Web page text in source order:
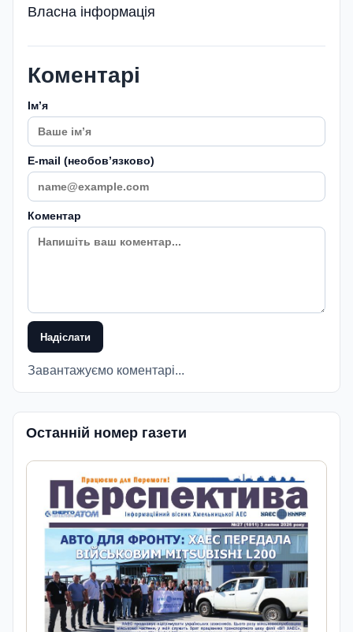
Власна інформація
Коментарі
Імʼя
E-mail (необовʼязково)
Коментар
Надіслати
Завантажуємо коментарі...
Останній номер газети